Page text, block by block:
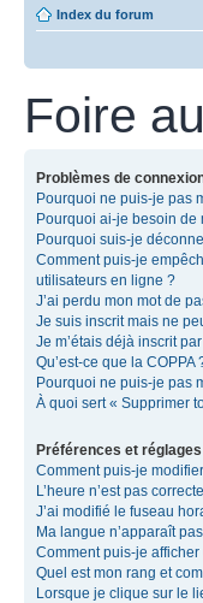
Index du forum
Foire
Problèmes de
Pourquoi ne puis-je pas
Pourquoi ai-je besoin de
Pourquoi suis-je
Comment puis-je
utilisateurs en ligne ?
J’ai perdu mon mot de
Je suis inscrit mais ne
Je m’étais déjà inscrit
Qu’est-ce que la COPPA
Pourquoi ne puis-je pas
À quoi sert « Supprimer
Préférences et
Comment puis-je
L’heure n’est pas
J’ai modifié le fuseau
Ma langue n’apparaît
Comment puis-je
Quel est mon rang et
Lorsque je clique sur le